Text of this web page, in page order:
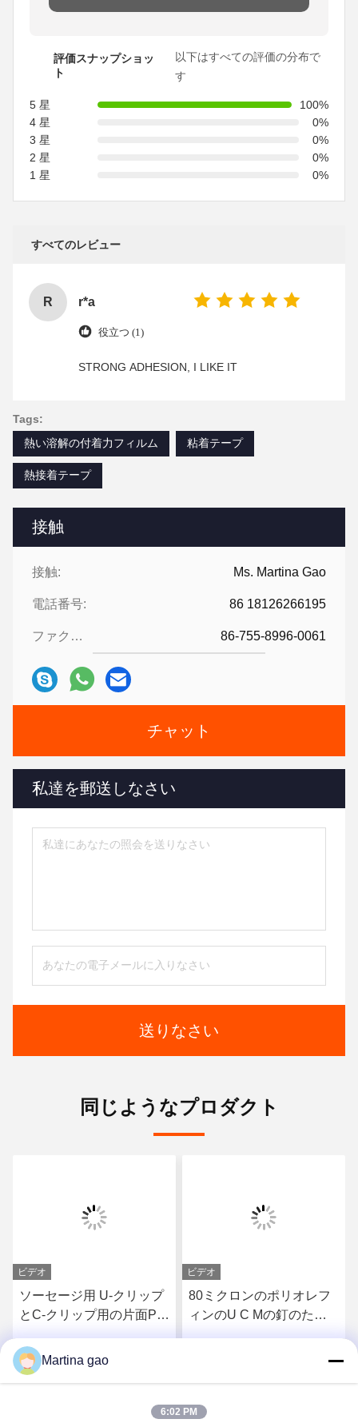
接触
接触: Ms. Martina Gao
電話番号: 86 18126266195
ファクシミリ: 86-755-8996-0061
チャット
私達を郵送しなさい
送りなさい
評価スナップショッ
ト
以下はすべての評価の分布で
す
5 星
100%
4 星
0%
3 星
0%
2 星
0%
1 星
0%
すべてのレビュー
R r*a
役立つ (1)
STRONG ADHESION, I LIKE IT
Tags:
熱い溶解の付着力フィルム
粘着テープ
熱接着テープ
同じようなプロダクト
ビデオ
ソーセージ用 U-クリップ
とC-クリップ用の片面PO
最もよい価格を得なさ
ビデオ
80ミクロンのポリオレフ
ィンのU C Mの釘のため
Martina gao
6:02 PM